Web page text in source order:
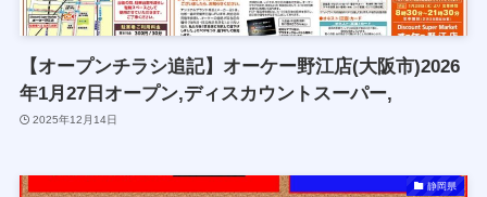
【オープンチラシ追記】オーケー野江店(大阪市)2026
年1月27日オープン,ディスカウントスーパー,
2025年12月14日
静岡県